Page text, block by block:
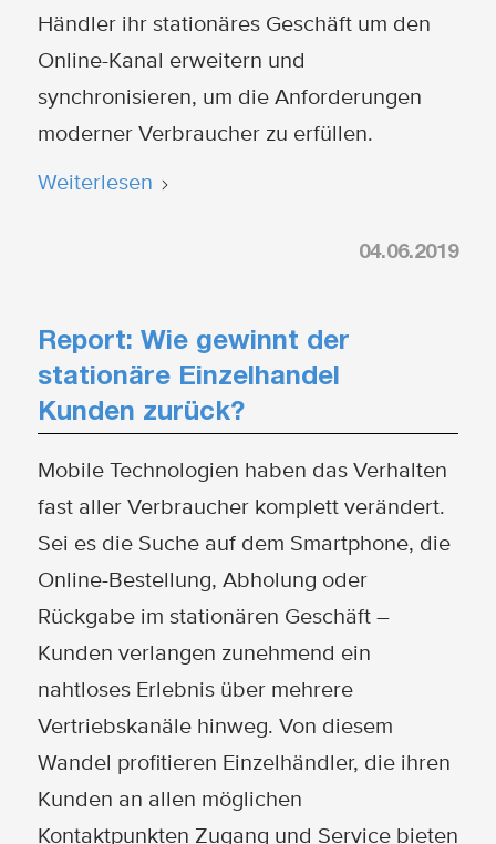
Händler ihr stationäres Geschäft um den
Online-Kanal erweitern und
synchronisieren, um die Anforderungen
moderner Verbraucher zu erfüllen.
Weiterlesen
04.06.2019
Report: Wie gewinnt der
stationäre Einzelhandel
Kunden zurück?
Mobile Technologien haben das Verhalten
fast aller Verbraucher komplett verändert.
Sei es die Suche auf dem Smartphone, die
Online-Bestellung, Abholung oder
Rückgabe im stationären Geschäft –
Kunden verlangen zunehmend ein
nahtloses Erlebnis über mehrere
Vertriebskanäle hinweg. Von diesem
Wandel profitieren Einzelhändler, die ihren
Kunden an allen möglichen
Kontaktpunkten Zugang und Service bieten